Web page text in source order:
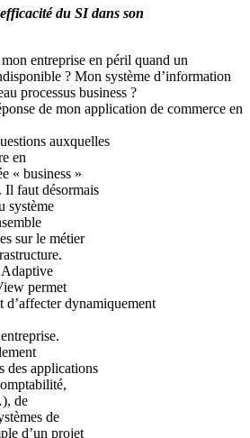
du SI dans son
entreprise en péril quand un
? Mon système d’information
processus business ?
de mon application de commerce en
auxquelles
en
« business »
Il faut désormais
système
sur le métier
Adaptive
permet
d’affecter dynamiquement
des applications
de
de
d’un projet